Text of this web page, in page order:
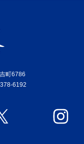
町6786
6192